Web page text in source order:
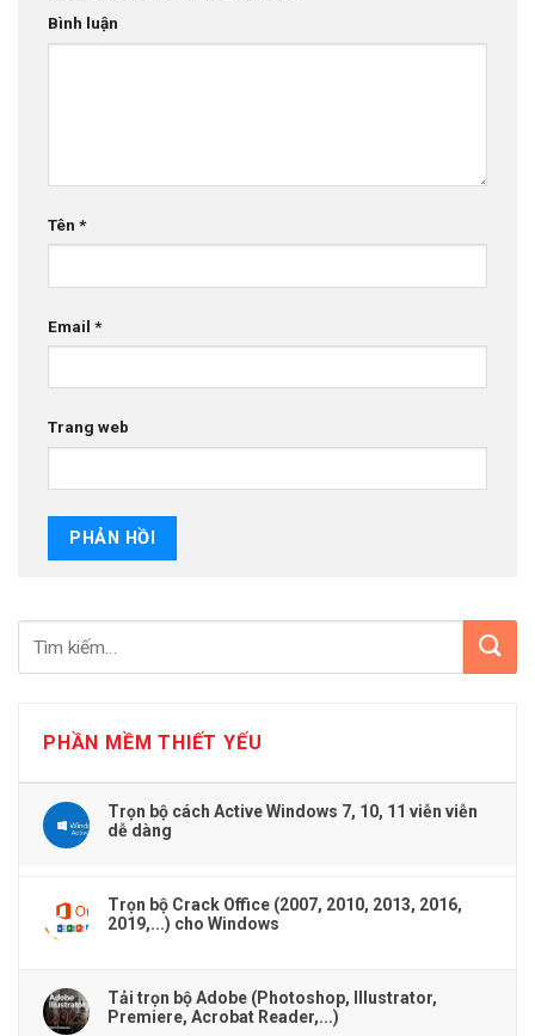
PHẦN MỀM THIẾT YẾU
Trọn bộ cách Active Windows 7, 10, 11 viễn viễn
dễ dàng
Trọn bộ Crack Office (2007, 2010, 2013, 2016,
2019,...) cho Windows
Tải trọn bộ Adobe (Photoshop, Illustrator,
Premiere, Acrobat Reader,...)
Bình luận
Tên *
Email *
Trang web